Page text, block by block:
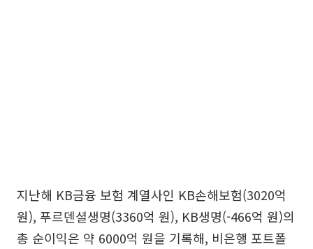
지난해 KB금융 보험 계열사인 KB손해보험(3020억
원), 푸르덴셜생명(3360억 원), KB생명(-466억 원)의
총 순이익은 약 6000억 원을 기록해, 비은행 포트폴